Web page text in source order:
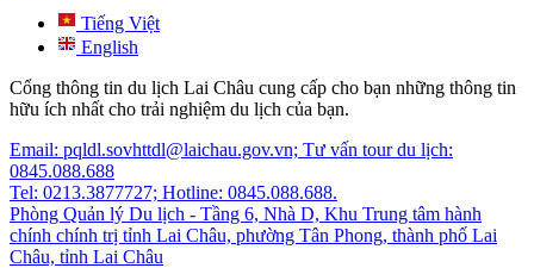
Tiếng Việt
English
Cổng thông tin du lịch Lai Châu cung cấp cho bạn những thông tin
hữu ích nhất cho trải nghiệm du lịch của bạn.
Email: pqldl.sovhttdl@laichau.gov.vn; Tư vấn tour du lịch:
0845.088.688
Tel: 0213.3877727; Hotline: 0845.088.688.
Phòng Quản lý Du lịch - Tầng 6, Nhà D, Khu Trung tâm hành
chính chính trị tỉnh Lai Châu, phường Tân Phong, thành phố Lai
Châu, tỉnh Lai Châu